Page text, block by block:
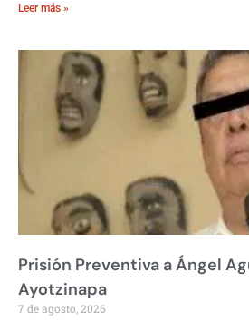
Leer más »
Prisión Preventiva a Ángel
Ayotzinapa
7 de agosto, 2026